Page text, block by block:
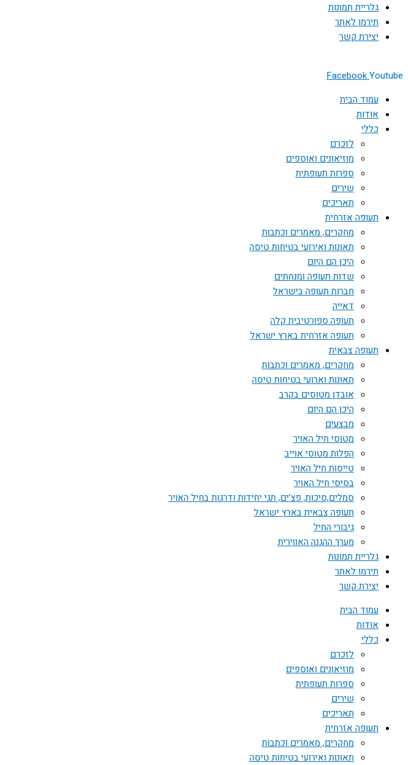
גלריית תמונות
תירמו לאתר
יצירת קשר
FacebookYoutube
עמוד הבית
אודות
כללי
לזכרם
מוזיאונים ואוספים
ספרות תעופתית
שירים
תאריכים
תעופה אזרחית
מחקרים, מאמרים וכתבות
תאונות ואירועי בטיחות טיסה
היכן הם היום
שדות תעופה ומנחתים
חברות תעופה בישראל
דאייה
תעופה ספורטיבית קלה
תעופה אזרחית בארץ ישראל
תעופה צבאית
מחקרים, מאמרים וכתבות
תאונות וארועי בטיחות טיסה
אובדן מטוסים בקרב
היכן הם היום
מבצעים
מטוסי חיל האויר
הפלות מטוסי אוייב
טייסות חיל האויר
בסיסי חיל האויר
סמלים,סיכות, פצ'ים, תגי יחידות ודרגות בחיל האויר
תעופה צבאית בארץ ישראל
גיבורי החיל
מערך ההגנה האווירית
גלריית תמונות
תירמו לאתר
יצירת קשר
עמוד הבית
אודות
כללי
לזכרם
מוזיאונים ואוספים
ספרות תעופתית
שירים
תאריכים
תעופה אזרחית
מחקרים, מאמרים וכתבות
תאונות ואירועי בטיחות טיסה